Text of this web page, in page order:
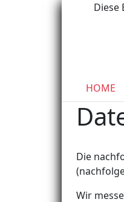
Diese
HOME
Die
Wir